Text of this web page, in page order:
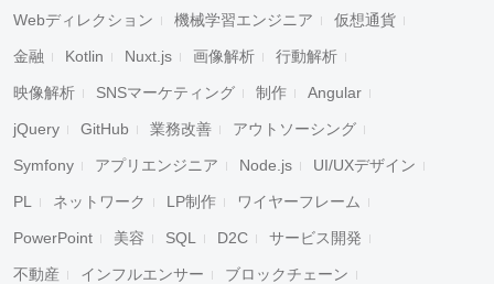
Webディレクション 機械学習エンジニア 仮想通貨
金融 Kotlin Nuxt.js 画像解析 行動解析
映像解析 SNSマーケティング 制作 Angular
jQuery GitHub 業務改善 アウトソーシング
Symfony アプリエンジニア Node.js UI/UXデザイン
PL ネットワーク LP制作 ワイヤーフレーム
PowerPoint 美容 SQL D2C サービス開発
不動産 インフルエンサー ブロックチェーン